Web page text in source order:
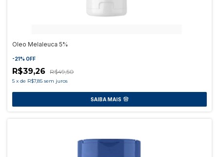
Oleo Melaleuca 5%
-21% OFF
R$39,26 R$49,50
5 x de R$7,85 sem juros
SAIBA MAIS